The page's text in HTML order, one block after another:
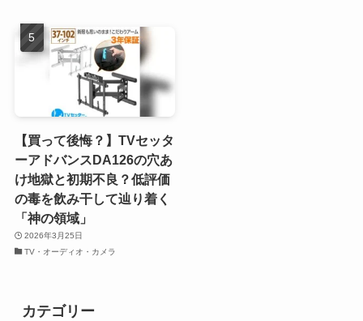
【買って後悔？】TVセッタ
ーアドバンスDA126の穴あ
け地獄と初期不良？低評価
の毒を飲み干して辿り着く
「神の領域」
2026年3月25日
TV・オーディオ・カメラ
カテゴリー